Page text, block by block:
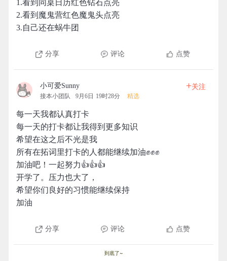
1.看到同桌日历红色钻石点亮
2.看到魔鬼营红色魔鬼头点亮
3.自己还在蜗牛团
分享 评论 点赞
小可爱Sunny
接本小团队 9月6日 19时28分 精选
+关注
每一天我都认真打卡
每一天的打卡都让我得到更多知识
希望在这之后不光是我
所有在拓词里打卡的人都能继续加油✊✊✊
加油吧！一起努力👍👍👍
开学了。压力也大了，
希望你们良好的习惯能继续保持
加油
分享 评论 点赞
到底了~